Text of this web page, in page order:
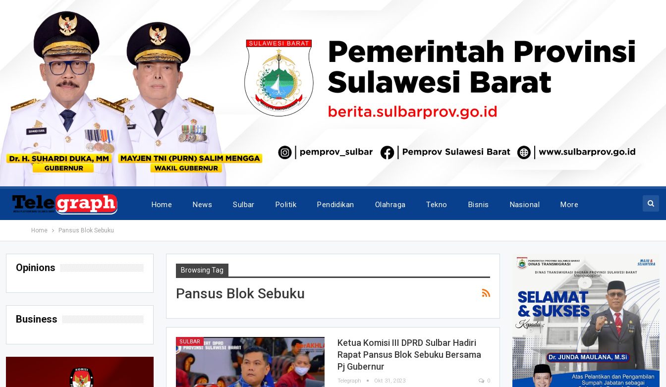
Home News Sulbar Politik Pendidikan Olahraga Tekno Bisnis Nasional More
Home Pansus Blok Sebuku
Browsing Tag
Pansus Blok Sebuku
SULBAR
Ketua Komisi III DPRD Sulbar Hadiri
Rapat Pansus Blok Sebuku Bersama
Pj Gubernur
Telegraph Okt 31, 2023 0
Opinions
Business